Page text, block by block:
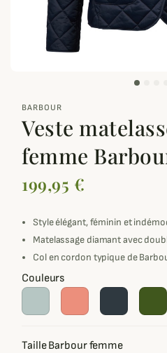
BARBOUR
Veste
femme
199,95 €
Style élégant, féminin et
Matelassage diamant avec
Col en cordon typique de
Couleurs
Taille Barbour femme